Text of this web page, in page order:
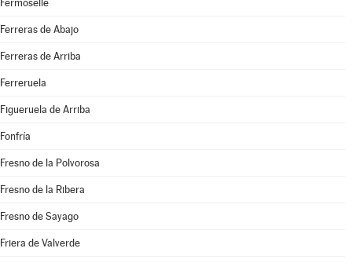
Fermoselle
Ferreras de Abajo
Ferreras de Arriba
Ferreruela
Figueruela de Arriba
Fonfría
Fresno de la Polvorosa
Fresno de la Ribera
Fresno de Sayago
Friera de Valverde